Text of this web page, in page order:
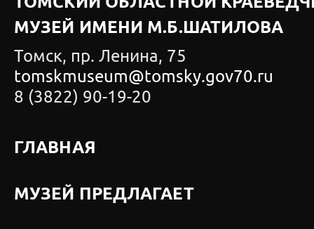
МУЗЕЙ ИМЕНИ М.Б.ШАТИЛОВА
Томск, пр. Ленина, 75
tomskmuseum@tomsky.gov70.ru
8 (3822) 90-19-20
ГЛАВНАЯ
МУЗЕЙ ПРЕДЛАГАЕТ